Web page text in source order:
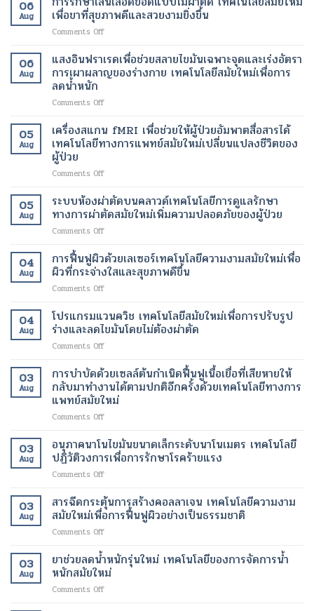
เจน
ให้
เป็น
ตัว
เลือก
บ้าง?
ใช้
ใน
การ
น้ำ
เทคโนโลยี
ใหม่
เพื่อ
เป้า
หมาย
ต่อ
พันธุกรรม
ขั้น
มี
อะไร
บ้าง?
ไม่
ตัด
สาย
จาก
กัน
06
Aug เพื่อขาที่สุขภาพดีและสวยงามยิ่งขึ้น
Comments Offon
รักษา
เส้นเลือด
ขอด
ไม่
เทคโนโลยี
สมัย
ใหม่
ขา
สุขภาพ
ดี
และ
ขึ้น
06
Aug
แสงอินฟราเรดเพื่อช่วยสลายไขมันเฉพาะจุดและเร่งอัตรา
การเผาผลาญของร่างกาย เทคโนโลยีสมัยใหม่เพื่อการ
ลดน้ำหนัก
Comments Offon
อินฟราเรด
เพื่อ
ช่วย
ไข
เฉพาะ
จุด
และ
เร่ง
การ
เผา
เทคโนโลยี
สมัย
ใหม่
ลด
น้ำ
หนัก
05
Aug
เครื่องสแกน fMRI เพื่อช่วยให้ผู้ป่วยอัมพาตสื่อสารได้
เทคโนโลยีทางการแพทย์สมัยใหม่เปลี่ยนแปลงชีวิตของ
ผู้ป่วย
Comments Offon
สแกน
fMRI
เพื่อ
ช่วย
ผู้
ป่วย
เทคโนโลยี
ทางการ
เปลี่ยนแปลง
ชีวิต
ของ
ผู้
05
Aug
ระบบห้องผ่าตัดบนคลาวด์เทคโนโลยีการดูแลรักษา
ทางการผ่าตัดสมัยใหม่เพิ่มความปลอดภัยของผู้ป่วย
Comments Offon
ห้อง
ผ่าตัด
บน
คลา
เทคโนโลยี
การ
ผ่าตัด
สมัย
ใหม่
ของ
ผู้
ป่วย
04
Aug
การฟื้นฟูผิวด้วยเลเซอร์เทคโนโลยีความงามสมัยใหม่เพื่อ
ผิวที่กระจ่างใสและสุขภาพดีขึ้น
Comments Offon
ฟื้นฟู
ผิว
ด้วย
เลเซอร์
ความ
งาม
สมัย
ใหม่
เพื่อ
ที่
กระจ่าง
ดี
ขึ้น
04
Aug
โปรแกรมแวนควิช เทคโนโลยีสมัยใหม่เพื่อการปรับรูป
ร่างและลดไขมันโดยไม่ต้องผ่าตัด
Comments Offon
แก
รม
แวน
ควิช
เทคโนโลยี
ใหม่
เพื่อ
การ
ปรับ
ร่าง
และ
โดย
ไม่
ต้อง
03
Aug
การบำบัดด้วยเซลล์ต้นกำเนิดฟื้นฟูเนื้อเยื่อที่เสียหายให้
กลับมาทำงานได้ตามปกติอีกครั้งด้วยเทคโนโลยีทางการ
แพทย์สมัยใหม่
Comments Offon
บำบัด
ด้วย
เซลล์
ต้น
ฟื้นฟู
เนื้อเยื่อ
ให้
กลับ
03
Aug
อนุภาคนาโนไขมันขนาดเล็กระดับนาโนเมตร เทคโนโลยี
ปฏิวัติวงการเพื่อการรักษาโรคร้ายแรง
Comments Offon
นาโน
ไข
มัน
ขนาด
ระดับ
นาโน
03
Aug
สารฉีดกระตุ้นการสร้างคอลลาเจน เทคโนโลยีความงาม
สมัยใหม่เพื่อการฟื้นฟูผิวอย่างเป็นธรรมชาติ
Comments Offon
ฉีด
กระตุ้น
การ
สร้าง
03
Aug
ยาช่วยลดน้ำหนักรุ่นใหม่ เทคโนโลยีของการจัดการน้ำ
หนักสมัยใหม่
Comments Offon